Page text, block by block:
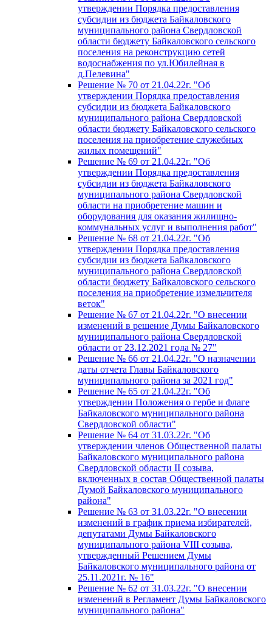
утверждении Порядка предоставления
субсидии из бюджета Байкаловского
муниципального района Свердловской
области бюджету Байкаловского сельского
поселения на реконструкцию сетей
водоснабжения по ул.Юбилейная в
д.Пелевина"
Решение № 70 от 21.04.22г. "Об
утверждении Порядка предоставления
субсидии из бюджета Байкаловского
муниципального района Свердловской
области бюджету Байкаловского сельского
поселения на приобретение служебных
жилых помещений"
Решение № 69 от 21.04.22г. "Об
утверждении Порядка предоставления
субсидии из бюджета Байкаловского
муниципального района Свердловской
области на приобретение машин и
оборудования для оказания жилищно-
коммунальных услуг и выполнения работ"
Решение № 68 от 21.04.22г. "Об
утверждении Порядка предоставления
субсидии из бюджета Байкаловского
муниципального района Свердловской
области бюджету Байкаловского сельского
поселения на приобретение измельчителя
веток"
Решение № 67 от 21.04.22г. "О внесении
изменений в решение Думы Байкаловского
муниципального района Свердловской
области от 23.12.2021 года № 27"
Решение № 66 от 21.04.22г. "О назначении
даты отчета Главы Байкаловского
муниципального района за 2021 год"
Решение № 65 от 21.04.22г. "Об
утверждении Положения о гербе и флаге
Байкаловского муниципального района
Свердловской области"
Решение № 64 от 31.03.22г. "Об
утверждении членов Общественной палаты
Байкаловского муниципального района
Свердловской области II созыва,
включенных в состав Общественной палаты
Думой Байкаловского муниципального
района"
Решение № 63 от 31.03.22г. "О внесении
изменений в график приема избирателей,
депутатами Думы Байкаловского
муниципального района VIII созыва,
утвержденный Решением Думы
Байкаловского муниципального района от
25.11.2021г. № 16"
Решение № 62 от 31.03.22г. "О внесении
изменений в Регламент Думы Байкаловского
муниципального района"